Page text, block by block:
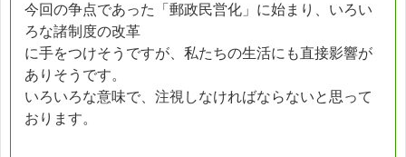
今回の争点であった「郵政民営化」に始まり、いろい
ろな諸制度の改革
に手をつけそうですが、私たちの生活にも直接影響が
ありそうです。
いろいろな意味で、注視しなければならないと思って
おります。